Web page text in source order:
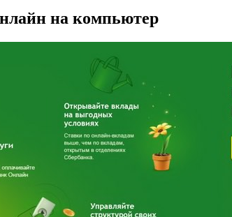
на компьютер